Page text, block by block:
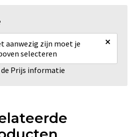
aanwezig zijn moet je
selecteren
×
Prijs informatie